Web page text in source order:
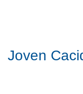
Joven